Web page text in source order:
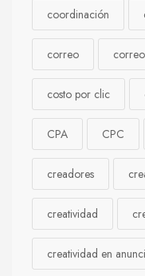
coordinación
correo
costo por clic
CPA CPC
creadores
creatividad
creatividad en